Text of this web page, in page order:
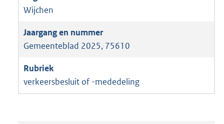
Wijchen
Gemeenteblad 2025, 75610
verkeersbesluit of -mededeling